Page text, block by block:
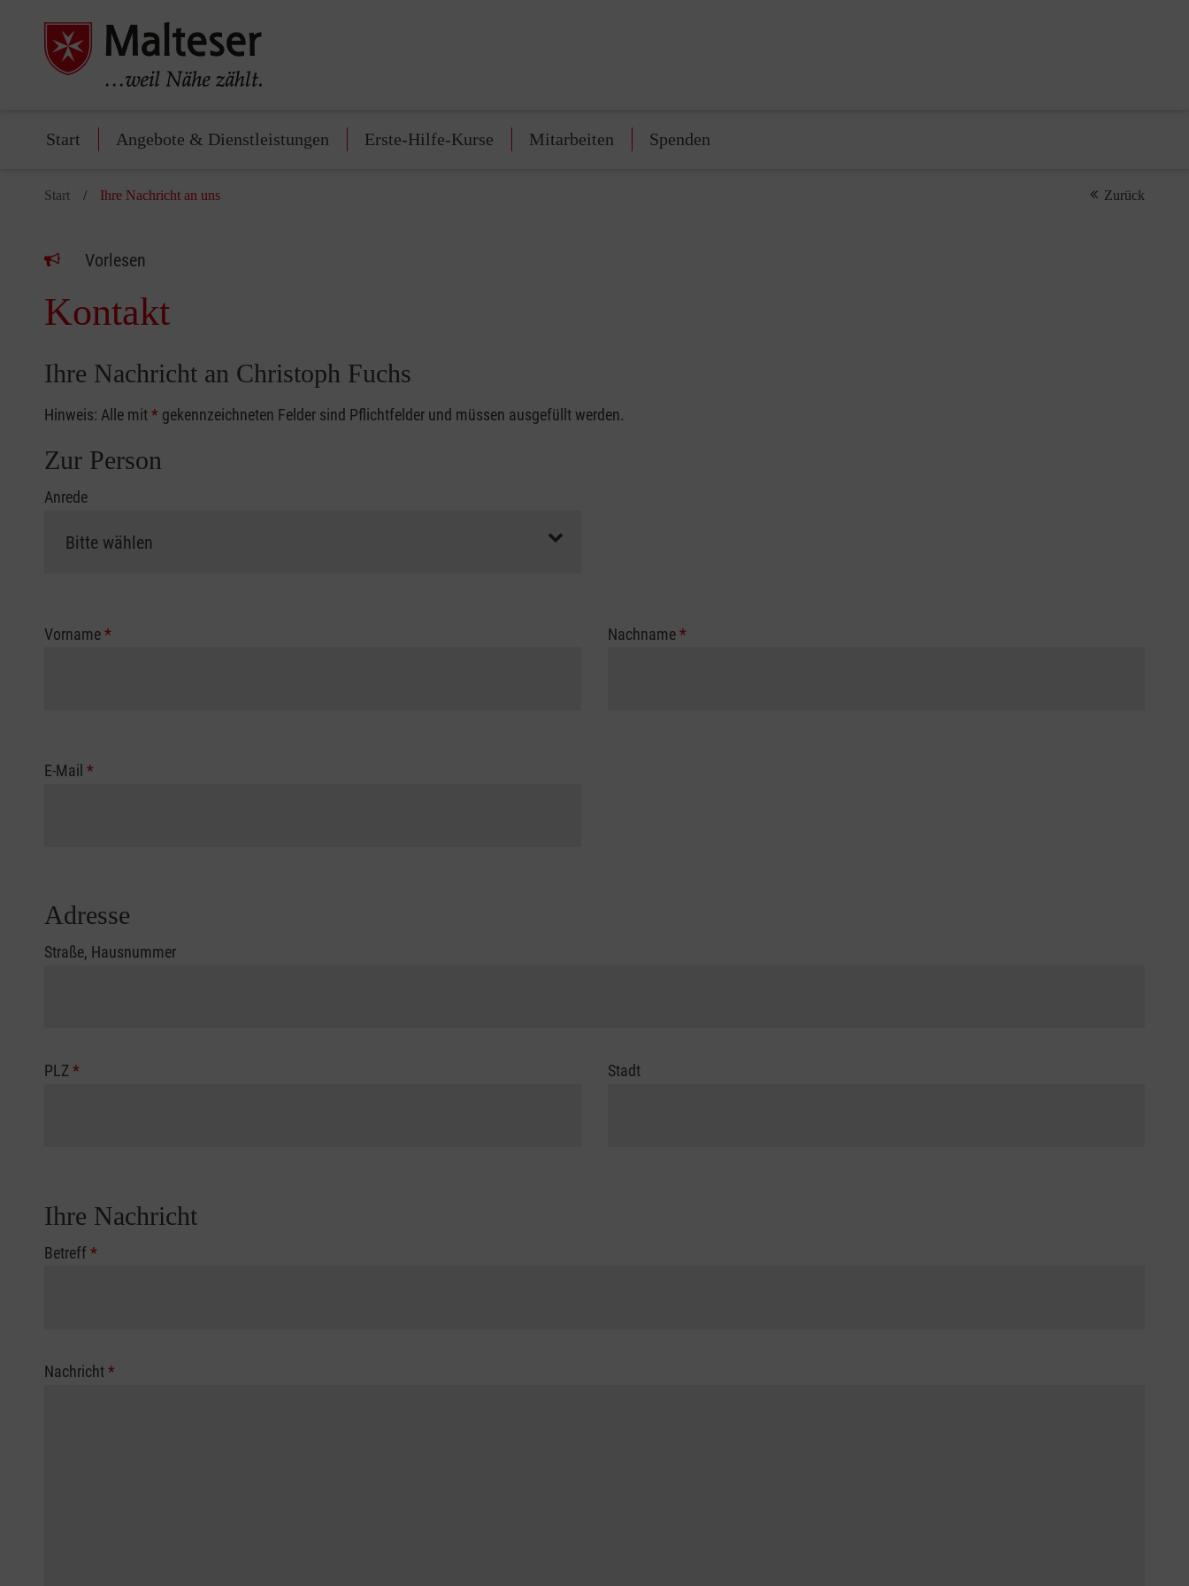
Start Angebote & Dienstleistungen Erste-Hilfe-Kurse Mitarbeiten Spenden
Start Ihre Nachricht an uns Zurück
Vorlesen
Kontakt
Ihre Nachricht an Christoph Fuchs
Hinweis: Alle mit* gekennzeichneten Felder sind Pflichtfelder und müssen ausgefüllt werden.
Zur Person
Anrede
Vorname* Nachname*
E-Mail *
Adresse
Straße, Hausnummer
PLZ* Stadt
Ihre Nachricht
Betreff*
Nachricht*